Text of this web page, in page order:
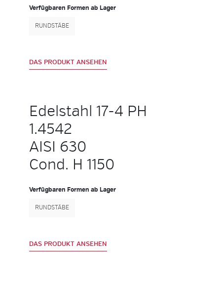
Verfügbaren Formen ab Lager
RUNDSTÄBE
DAS PRODUKT ANSEHEN
Edelstahl 17-4 PH
1.4542
AISI 630
Cond. H 1150
Verfügbaren Formen ab Lager
RUNDSTÄBE
DAS PRODUKT ANSEHEN